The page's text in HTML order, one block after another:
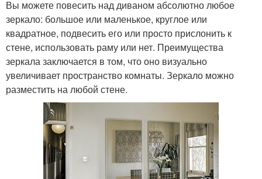
Вы можете повесить над диваном абсолютно любое
зеркало: большое или маленькое, круглое или
квадратное, подвесить его или просто прислонить к
стене, использовать раму или нет. Преимущества
зеркала заключается в том, что оно визуально
увеличивает пространство комнаты. Зеркало можно
разместить на любой стене.